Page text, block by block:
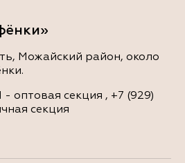
Можайский район, около
оптовая секция , +7 (929)
секция